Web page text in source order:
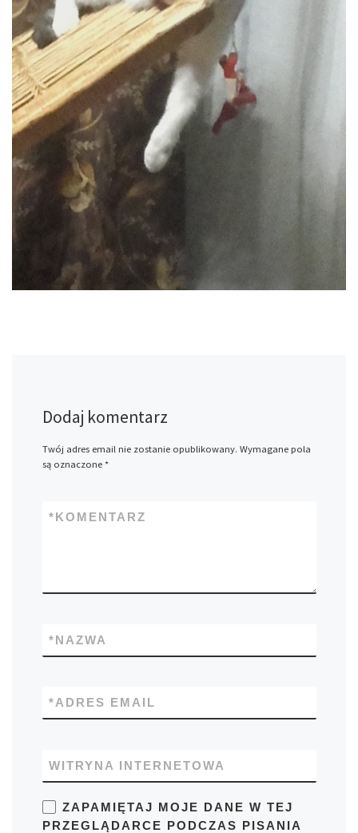
Dodaj komentarz
Twój adres email nie zostanie opublikowany. Wymagane pola
są oznaczone *
KOMENTARZ
*
NAZWA
*
ADRES EMAIL
*
WITRYNA INTERNETOWA
ZAPAMIĘTAJ MOJE DANE W TEJ
PRZEGLĄDARCE PODCZAS PISANIA